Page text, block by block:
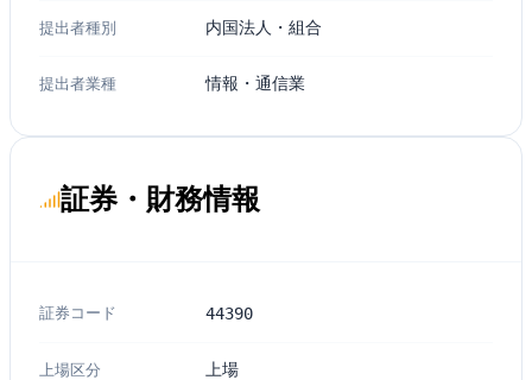
提出者種別 内国法人・組合
提出者業種 情報・通信業
証券・財務情報
証券コード 44390
上場区分 上場